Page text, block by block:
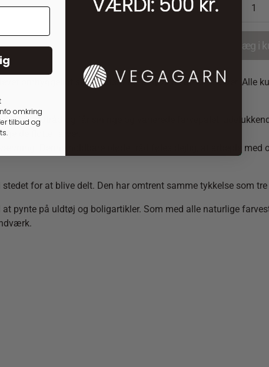
Læg i
omhyggeligt sammensat for at give de bedste farver. Alle
uldtråd og får sin rige og varierede farvepalet,
de flotte farver.
Denne holdbare bløde tråd føles dejlig, at arbejde
for at blive delt. Den har omtrent samme tykkelse som
pynte på uldtøj og boligartikler. Som med alle naturlige
omkring
tilbud og